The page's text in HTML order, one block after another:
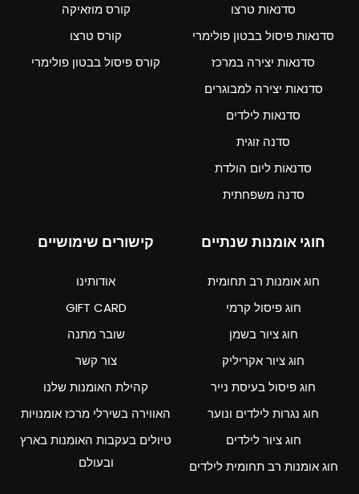
סדנאות טרצו
סדנאות פיסול בבטון פולימרי
סדנאות יצירה במרכז
סדנאות יצירה למבוגרים
סדנאות לילדים
סדנה זוגית
סדנאות ליום הולדת
סדנה משפחתית
קורס מוזאיקה
קורס טרצו
קורס פיסול בבטון פולימרי
חוגי אומנות שנתיים
חוג אומנות רב תחומית
חוג פיסול קרמי
חוג ציור בשמן
חוג ציור אקריליק
חוג פיסול בעיסת נייר
חוג נגרות לילדים ונוער
חוג ציור לילדים
חוג אומנות רב תחומית לילדים
קישורים שימושיים
אודותינו
GIFT CARD
שובר מתנה
צור קשר
קהילת האומנות שלנו
האווירה בשירלי מרכז אומנויות
טיולים בעקבות האומנות בארץ
ובעולם